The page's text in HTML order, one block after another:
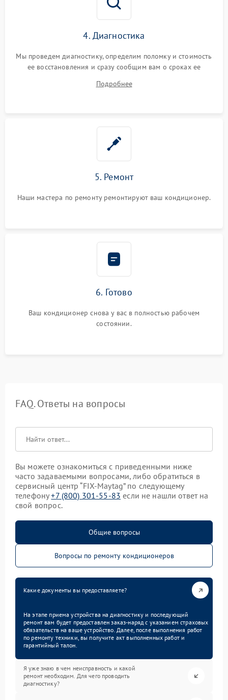
4. Диагностика
Мы проведем диагностику, определим поломку и стоимость
ее восстановления и сразу сообщим вам о сроках ее
Подробнее
5. Ремонт
Наши мастера по ремонту ремонтируют ваш кондиционер.
6. Готово
Ваш кондиционер снова у вас в полностью рабочем
состоянии.
FAQ. Ответы на вопросы
Вы можете ознакомиться с приведенными ниже
часто задаваемыми вопросами, либо обратиться в
сервисный центр “FIX-Maytag” по следующему
телефону+7 (800) 301-55-83 если не нашли ответ на
свой вопрос.
Общие вопросы
Вопросы по ремонту кондиционеров
Какие документы вы предоставляете?
На этапе приема устройства на диагностику и последующий
ремонт вам будет предоставлен заказ-наряд с указанием страховых
обязательств на ваше устройство. Далее, после выполнения работ
по ремонту техники, вы получите акт выполненных работ и
гарантийный талон.
Я уже знаю в чем неисправность и какой
ремонт необходим. Для чего проводить
диагностику?